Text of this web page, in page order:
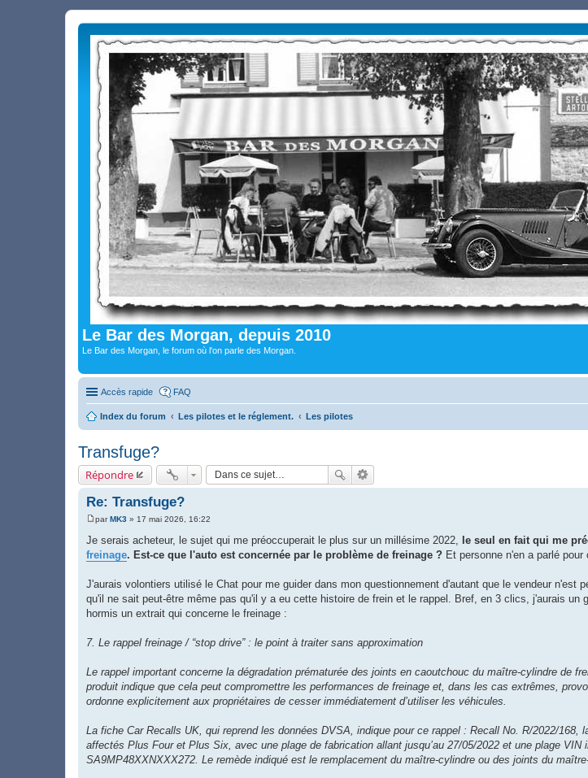
Le Bar des Morgan, depuis 2010
Le Bar des Morgan, le forum où l'on parle des Morgan.
Accès rapide FAQ
Index du forum Les pilotes et le réglement. Les pilotes
Transfuge?
Répondre
Re: Transfuge?
M
s
s
e
parMK3 » 17 mai 2026, 16:22
Je serais acheteur, le sujet qui me préoccuperait le plus sur un millésime 2022, le seul en fait qui me
freinage. Est-ce que l'auto est concernée par le problème de freinage ? Et personne n'en a parlé
J'aurais volontiers utilisé le Chat pour me guider dans mon questionnement d'autant que le vendeur n'est
qu'il ne sait peut-être même pas qu'il y a eu cette histoire de frein et le rappel. Bref, en 3 clics, j'aurais un
hormis un extrait qui concerne le freinage :
7. Le rappel freinage / “stop drive” : le point à traiter sans approximation
Le rappel important concerne la dégradation prématurée des joints en caoutchouc du maître-cylindre de
produit indique que cela peut compromettre les performances de freinage et, dans les cas extrêmes,
ordonne explicitement aux propriétaires de cesser immédiatement d’utiliser les véhicules.
La fiche Car Recalls UK, qui reprend les données DVSA, indique pour ce rappel : Recall No. R/2022/168,
affectés Plus Four et Plus Six, avec une plage de fabrication allant jusqu’au 27/05/2022 et une plage VIN
SA9MP48XXNXXX272. Le remède indiqué est le remplacement du maître-cylindre ou des joints du